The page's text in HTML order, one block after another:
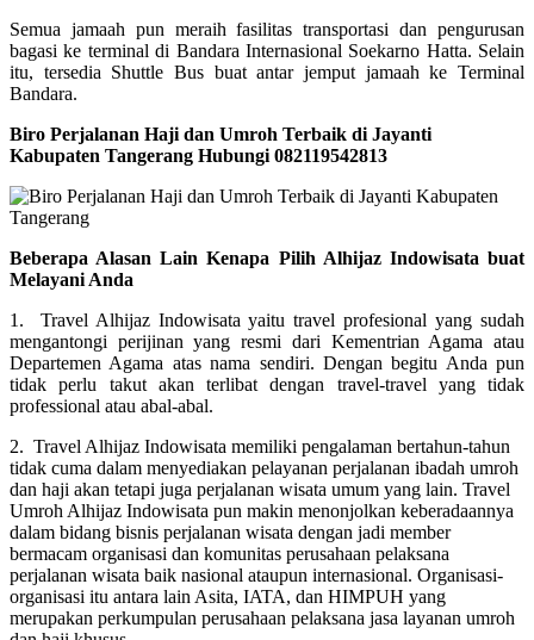
Semua jamaah pun meraih fasilitas transportasi dan pengurusan
bagasi ke terminal di Bandara Internasional Soekarno Hatta. Selain
itu, tersedia Shuttle Bus buat antar jemput jamaah ke Terminal
Bandara.
Biro Perjalanan Haji dan Umroh Terbaik di Jayanti
Kabupaten Tangerang Hubungi 082119542813
Beberapa Alasan Lain Kenapa Pilih Alhijaz Indowisata buat
Melayani Anda
1. Travel Alhijaz Indowisata yaitu travel profesional yang sudah
mengantongi perijinan yang resmi dari Kementrian Agama atau
Departemen Agama atas nama sendiri. Dengan begitu Anda pun
tidak perlu takut akan terlibat dengan travel-travel yang tidak
professional atau abal-abal.
2. Travel Alhijaz Indowisata memiliki pengalaman bertahun-tahun
tidak cuma dalam menyediakan pelayanan perjalanan ibadah umroh
dan haji akan tetapi juga perjalanan wisata umum yang lain. Travel
Umroh Alhijaz Indowisata pun makin menonjolkan keberadaannya
dalam bidang bisnis perjalanan wisata dengan jadi member
bermacam organisasi dan komunitas perusahaan pelaksana
perjalanan wisata baik nasional ataupun internasional. Organisasi-
organisasi itu antara lain Asita, IATA, dan HIMPUH yang
merupakan perkumpulan perusahaan pelaksana jasa layanan umroh